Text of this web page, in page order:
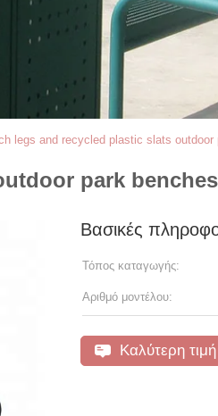
legs and recycled plastic slats
park
Βασικές
Τόπος καταγωγής:
Αριθμό μοντέλου:
Καλύτερη τιμή